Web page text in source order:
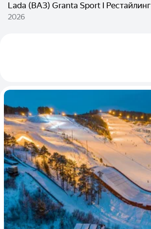
Lada (ВАЗ) Granta Sport I Рестайлинг
2026